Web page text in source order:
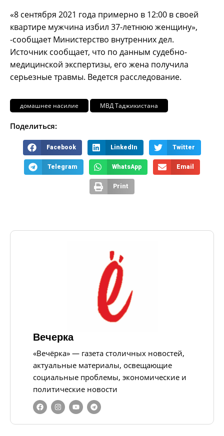
«8 сентября 2021 года примерно в 12:00 в своей
квартире мужчина избил 37-летнюю женщину»,
-сообщает Министерство внутренних дел.
Источник сообщает, что по данным судебно-
медицинской экспертизы, его жена получила
серьезные травмы. Ведется расследование.
домашнее насилие МВД Таджикистана
Поделиться:
Facebook LinkedIn Twitter
Telegram WhatsApp Email
Print
Вечерка
«Вечёрка» — газета столичных новостей,
актуальные материалы, освещающие
социальные проблемы, экономические и
политические новости